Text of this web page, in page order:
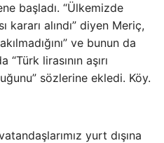
başladı. “Ülkemizde
kararı alındı” diyen Meriç,
ve bunun da
lirasının aşırı
sözlerine ekledi. Köy.
yurt dışına